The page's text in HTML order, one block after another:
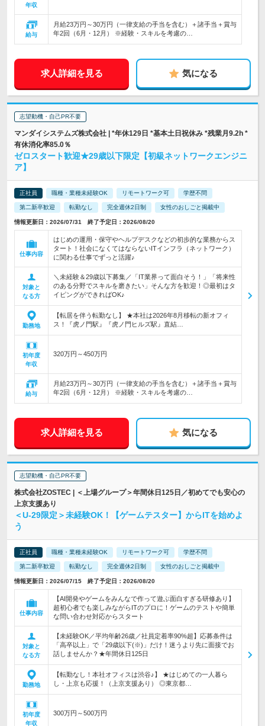
年収
給与
月給23万円～30万円（一律支給の手当を含む）＋諸手当＋賞与
年2回（6月・12月） ※経験・スキルを考慮の…
求人詳細を見る 気になる
志望動機・自己PR不要
マンダイシステムズ株式会社 | *年休129日 *基本土日祝休み *残業月9.2h *
有休消化率85.0％
ゼロスタート歓迎★29歳以下限定【初級ネットワークエンジニ
ア】
正社員 職種・業種未経験OK リモートワーク可 学歴不問
第二新卒歓迎 転勤なし 完全週休2日制 女性のおしごと掲載中
情報更新日：2026/07/31 終了予定日：2026/08/20
仕事内容
はじめの運用・保守やヘルプデスクなどの初歩的な業務からス
タート！社会になくてはならないITインフラ（ネットワーク）
に関わる仕事でずっと活躍♪
対象と
なる方
＼未経験＆29歳以下募集／「IT業界って面白そう！」「将来性
のある分野でスキルを磨きたい」そんな方を歓迎！◎最初はタ
イピングができればOK♪
勤務地
【転居を伴う転勤なし】 ★本社は2026年8月移転の新オフィ
ス！『虎ノ門駅』『虎ノ門ヒルズ駅』直結…
初年度
年収
320万円～450万円
給与
月給23万円～30万円（一律支給の手当を含む）＋諸手当＋賞与
年2回（6月・12月） ※経験・スキルを考慮の…
求人詳細を見る 気になる
志望動機・自己PR不要
株式会社ZOSTEC | ＜上場グループ＞年間休日125日／初めてでも安心の
上京支援あり
＜U-29限定＞未経験OK！【ゲームテスター】からITを始めよ
う
正社員 職種・業種未経験OK リモートワーク可 学歴不問
第二新卒歓迎 転勤なし 完全週休2日制 女性のおしごと掲載中
情報更新日：2026/07/15 終了予定日：2026/08/20
仕事内容
【AI開発やゲームをみんなで作って遊ぶ面白すぎる研修あり】
超初心者でも楽しみながらITのプロに！ゲームのテストや簡単
な問い合わせ対応からスタート
対象と
なる方
【未経験OK／平均年齢26歳／社員定着率90%超】応募条件は
「高卒以上」で「29歳以下(※)」だけ！迷うより先に面接でお
話しませんか？★年間休日125日
勤務地
【転勤なし！本社オフィスは渋谷♪】 ★はじめての一人暮ら
し・上京も応援！（上京支援あり） ◎東京都…
初年度
年収
300万円～500万円